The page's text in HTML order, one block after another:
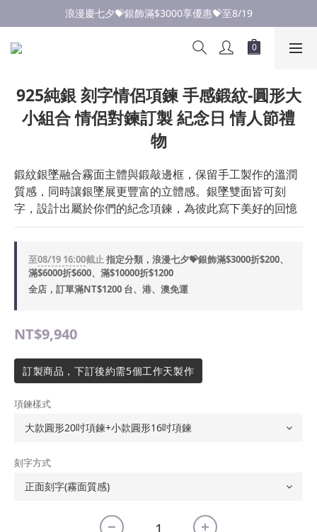
點此加入LINE✅好友領取首購優惠券
浪漫慶七夕💝銀飾滿$3000享優惠💝至8/19
點此加入LINE✅好友領取首購優惠券
925純銀 刻字情侶項鍊 手感鍛紋-圓形大
小組合 情侶對鍊訂製 紀念日 情人節禮
物
鍛紋銀墜融合霧面主體與鍛敲邊框，保留手工製作的溫潤
質感，同時讓銀墜展更豐富的立體感。銀墜雙面皆可刻
字，設計出屬於你們的紀念項鍊，為彼此寫下美好的回憶
至08/19 16:00截止指定分類，浪漫七夕💝銀飾滿$3000折$200、
滿$6000折$600、滿$10000折$1200
全店，訂單滿NT$1200 台、港、澳免運
NT$9,940
訂製商品，下訂後約需5個工作天製作
項鍊樣式
刻字方式